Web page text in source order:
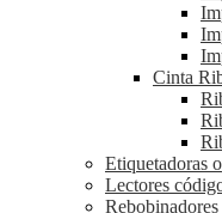
Cinta
Etiquetadoras
Lectores